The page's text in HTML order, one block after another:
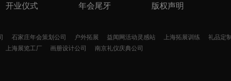
开业仪式 年会尾牙 版权声明
石家庄年会策划公司 户外拓展 益闻网活动灵感站 上海拓展训练
礼品定
上海展览工厂 画册设计公司 南京礼仪庆典公司